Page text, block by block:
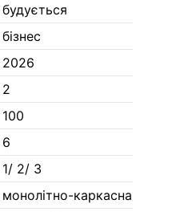
будується
бізнес
2026
2
100
6
1/ 2/ 3
монолітно-каркасна